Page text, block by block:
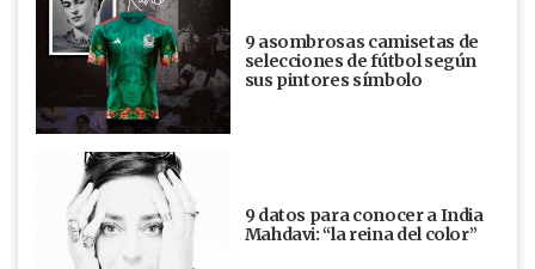
9 asombrosas camisetas de
selecciones de fútbol según
sus pintores símbolo
9 datos para conocer a India
Mahdavi: “la reina del color”